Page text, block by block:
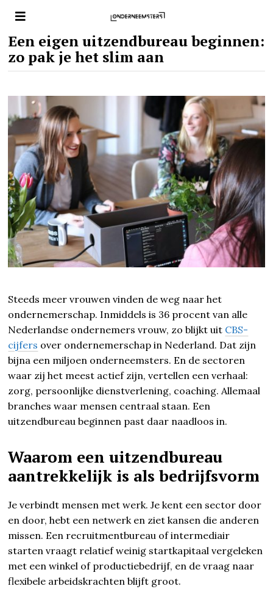
Een eigen uitzendbureau beginnen:
zo pak je het slim aan
Steeds meer vrouwen vinden de weg naar het
ondernemerschap. Inmiddels is 36 procent van alle
Nederlandse ondernemers vrouw, zo blijkt uit CBS-
cijfers over ondernemerschap in Nederland. Dat zijn
bijna een miljoen onderneemsters. En de sectoren
waar zij het meest actief zijn, vertellen een verhaal:
zorg, persoonlijke dienstverlening, coaching. Allemaal
branches waar mensen centraal staan. Een
uitzendbureau beginnen past daar naadloos in.
Waarom een uitzendbureau
aantrekkelijk is als bedrijfsvorm
Je verbindt mensen met werk. Je kent een sector door
en door, hebt een netwerk en ziet kansen die anderen
missen. Een recruitmentbureau of intermediair
starten vraagt relatief weinig startkapitaal vergeleken
met een winkel of productiebedrijf, en de vraag naar
flexibele arbeidskrachten blijft groot.